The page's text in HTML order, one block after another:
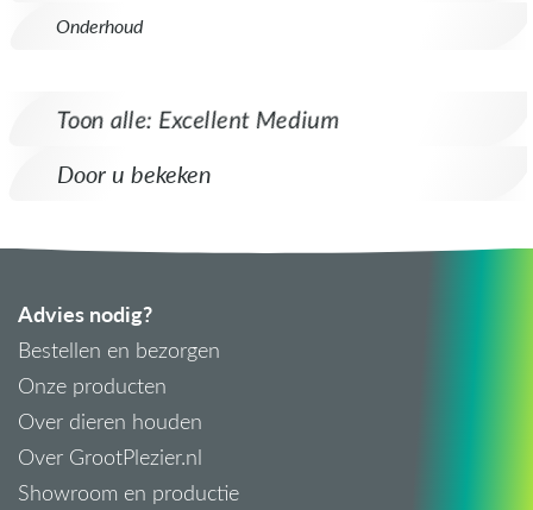
Onderhoud
Toon alle: Excellent Medium
Door u bekeken
Advies nodig?
Bestellen en bezorgen
Onze producten
Over dieren houden
Over GrootPlezier.nl
Showroom en productie